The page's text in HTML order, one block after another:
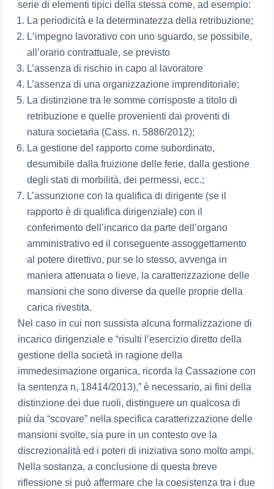
serie di elementi tipici della stessa come, ad esempio:
La periodicità e la determinatezza della retribuzione;
L‘impegno lavorativo con uno sguardo, se possibile,
all’orario contrattuale, se previsto
L’assenza di rischio in capo al lavoratore
L’assenza di una organizzazione imprenditoriale;
La distinzione tra le somme corrisposte a titolo di
retribuzione e quelle provenienti dai proventi di
natura societaria (Cass. n. 5886/2012);
La gestione del rapporto come subordinato,
desumibile dalla fruizione delle ferie, dalla gestione
degli stati di morbilità, dei permessi, ecc.;
L’assunzione con la qualifica di dirigente (se il
rapporto è di qualifica dirigenziale) con il
conferimento dell’incarico da parte dell’organo
amministrativo ed il conseguente assoggettamento
al potere direttivo, pur se lo stesso, avvenga in
maniera attenuata o lieve, la caratterizzazione delle
mansioni che sono diverse da quelle proprie della
carica rivestita.
Nel caso in cui non sussista alcuna formalizzazione di
incarico dirigenziale e “risulti l’esercizio diretto della
gestione della società in ragione della
immedesimazione organica, ricorda la Cassazione con
la sentenza n, 18414/2013),” è necessario, ai fini della
distinzione dei due ruoli, distinguere un qualcosa di
più da “scovare” nella specifica caratterizzazione delle
mansioni svolte, sia pure in un contesto ove la
discrezionalità ed i poteri di iniziativa sono molto ampi.
Nella sostanza, a conclusione di questa breve
riflessione si può affermare che la coesistenza tra i due